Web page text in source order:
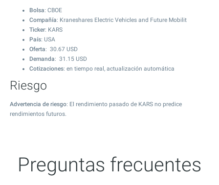
Bolsa: CBOE
Compañía: Kraneshares Electric Vehicles and Future Mobilit
Ticker: KARS
País: USA
Oferta: 30.67 USD
Demanda: 31.15 USD
Cotizaciones: en tiempo real, actualización automática
Riesgo
Advertencia de riesgo: El rendimiento pasado de KARS no predice
rendimientos futuros.
Preguntas frecuentes